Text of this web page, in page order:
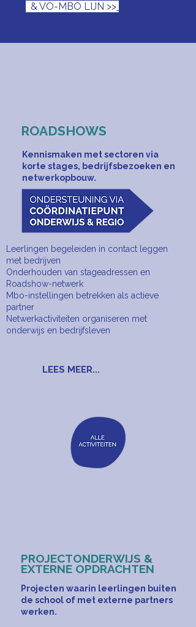
& VO-MBO LIJN >>
ROADSHOWS
Kennismaken met sectoren via
korte stages, bedrijfsbezoeken en
netwerkopbouw.
​Leerlingen begeleiden in contact leggen
met bedrijven
Onderhouden van stageadressen en
Roadshow-netwerk
Mbo-instellingen betrekken als actieve
partner
Netwerkactiviteiten organiseren met
onderwijs en bedrijfsleven
LEES MEER...
PROJECTONDERWIJS &
EXTERNE OPDRACHTEN
Projecten waarin leerlingen buiten
de school of met externe partners
werken.